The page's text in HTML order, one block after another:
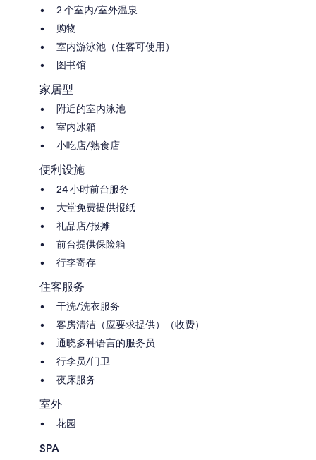
2 个室内/室外温泉
购物
室内游泳池（住客可使用）
图书馆
家居型
附近的室内泳池
室内冰箱
小吃店/熟食店
便利设施
24 小时前台服务
大堂免费提供报纸
礼品店/报摊
前台提供保险箱
行李寄存
住客服务
干洗/洗衣服务
客房清洁（应要求提供）（收费）
通晓多种语言的服务员
行李员/门卫
夜床服务
室外
花园
SPA